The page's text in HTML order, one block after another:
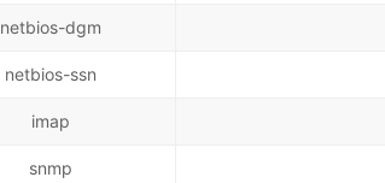
netbios-dgm
netbios-ssn
imap
snmp